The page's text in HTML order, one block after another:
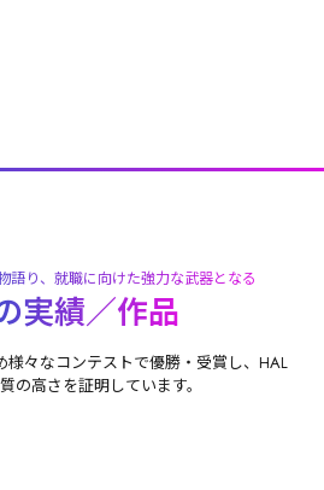
語り、就職に向けた強力な武器となる
実績／作品
様々なコンテストで優勝・受賞し、HAL
の高さを証明しています。